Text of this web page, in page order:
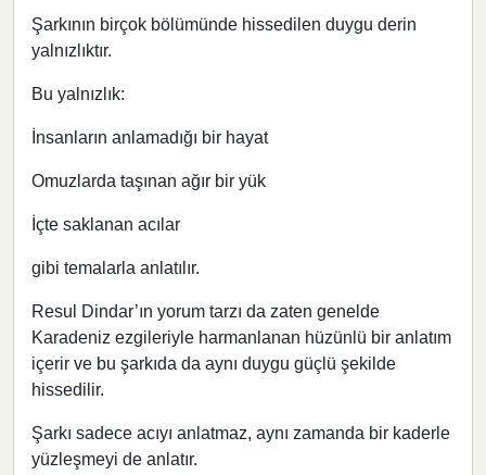
Şarkının birçok bölümünde hissedilen duygu derin
yalnızlıktır.
Bu yalnızlık:
İnsanların anlamadığı bir hayat
Omuzlarda taşınan ağır bir yük
İçte saklanan acılar
gibi temalarla anlatılır.
Resul Dindar’ın yorum tarzı da zaten genelde
Karadeniz ezgileriyle harmanlanan hüzünlü bir anlatım
içerir ve bu şarkıda da aynı duygu güçlü şekilde
hissedilir.
Şarkı sadece acıyı anlatmaz, aynı zamanda bir kaderle
yüzleşmeyi de anlatır.